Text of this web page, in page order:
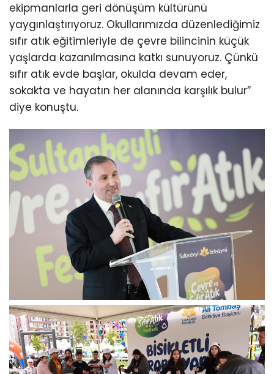
ekipmanlarla geri dönüşüm kültürünü
yaygınlaştırıyoruz. Okullarımızda düzenlediğimiz
sıfır atık eğitimleriyle de çevre bilincinin küçük
yaşlarda kazanılmasına katkı sunuyoruz. Çünkü
sıfır atık evde başlar, okulda devam eder,
sokakta ve hayatın her alanında karşılık bulur”
diye konuştu.